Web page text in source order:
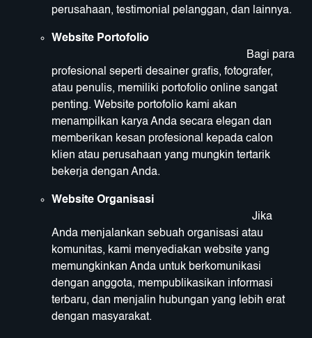
perusahaan, testimonial pelanggan, dan lainnya.
Website Portofolio
Bagi para
profesional seperti desainer grafis, fotografer,
atau penulis, memiliki portofolio online sangat
penting. Website portofolio kami akan
menampilkan karya Anda secara elegan dan
memberikan kesan profesional kepada calon
klien atau perusahaan yang mungkin tertarik
bekerja dengan Anda.
Website Organisasi
Jika
Anda menjalankan sebuah organisasi atau
komunitas, kami menyediakan website yang
memungkinkan Anda untuk berkomunikasi
dengan anggota, mempublikasikan informasi
terbaru, dan menjalin hubungan yang lebih erat
dengan masyarakat.